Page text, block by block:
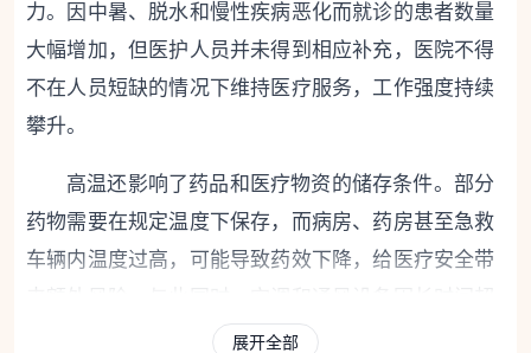
力。因中暑、脱水和慢性疾病恶化而就诊的患者数量
大幅增加，但医护人员并未得到相应补充，医院不得
不在人员短缺的情况下维持医疗服务，工作强度持续
攀升。
高温还影响了药品和医疗物资的储存条件。部分
药物需要在规定温度下保存，而病房、药房甚至急救
车辆内温度过高，可能导致药效下降，给医疗安全带
负荷运行频繁发生故障，使医院陷入恶性循环。
展开全部